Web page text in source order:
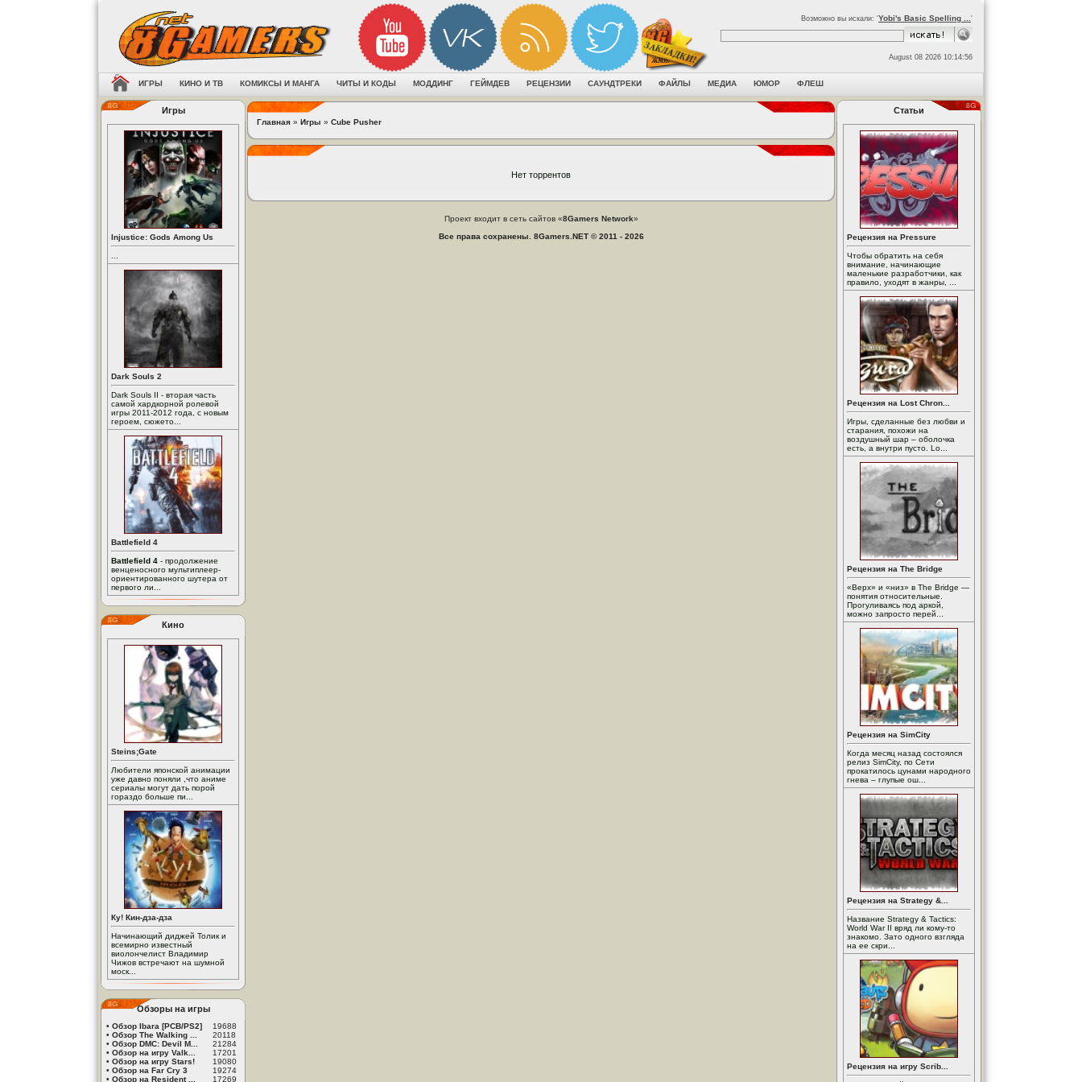
Возможно вы искали: 'Yobi's Basic Spelling ... '
August 08 2026 10:14:56
ИГРЫ КИНО И ТВ КОМИКСЫ И МАНГА ЧИТЫ И КОДЫ МОДДИНГ ГЕЙМДЕВ РЕЦЕНЗИИ САУНДТРЕКИ ФАЙЛЫ МЕДИА ЮМОР ФЛЕШ
Игры
Injustice: Gods Among Us
Dark Souls 2
Dark Souls II - вторая часть
самой хардкорной ролевой
игры 2011-2012 года, с новым
героем, сюжето...
Battlefield 4
Battlefield 4 - продолжение
венценосного мультиплеер-
ориентированного шутера от
первого ли...
Кино
Steins;Gate
Любители японской анимации
уже давно поняли ,что аниме
сериалы могут дать порой
гораздо больше пи...
Ку! Кин-дза-дза
Начинающий диджей Толик и
всемирно известный
виолончелист Владимир
Чижов встречают на шумной
моск...
Обзоры на игры
• Обзор Ibara [PCB/PS2]
19688
• Обзор The Walking ...
20118
• Обзор DMC: Devil M...
21284
• Обзор на игру Valk...
17201
• Обзор на игру Stars!
19080
• Обзор на Far Cry 3
19274
• Обзор на Resident ... 17269
Главная » Игры » Cube Pusher
Нет торрентов
Проект входит в сеть сайтов «8Gamers Network»
Все права сохранены. 8Gamers.NET © 2011 - 2026
Статьи
Рецензия на Pressure
Чтобы обратить на себя
внимание, начинающие
маленькие разработчики, как
правило, уходят в жанры, ...
Рецензия на Lost Chron...
Игры, сделанные без любви и
старания, похожи на
воздушный шар – оболочка
есть, а внутри пусто. Lo...
Рецензия на The Bridge
«Верх» и «низ» в The Bridge —
понятия относительные.
Прогуливаясь под аркой,
можно запросто перей...
Рецензия на SimCity
Когда месяц назад состоялся
релиз SimCity, по Сети
прокатилось цунами народного
гнева – глупые ош...
Рецензия на Strategy &...
Название Strategy & Tactics:
World War II вряд ли кому-то
знакомо. Зато одного взгляда
на ее скри...
Рецензия на игру Scrib...